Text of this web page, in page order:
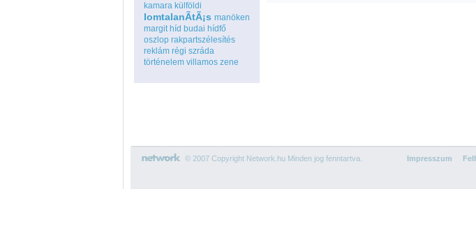
kamara külföldi
lomtalanÃ­tÃ¡s manöken
margit híd budai hídfő
oszlop rakpartszélesítés
reklám régi szráda
történelem villamos zene
© 2007 Copyright Network.hu Minden jog fenntartva. Impresszum